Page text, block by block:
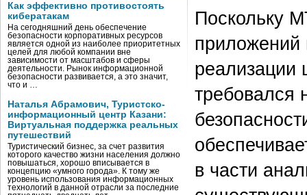
Как эффективно противостоять
кибератакам
На сегодняшний день обеспечение
безопасности корпоративных ресурсов
является одной из наиболее приоритетных
целей для любой компании вне
зависимости от масштабов и сферы
деятельности. Рынок информационной
безопасности развивается, а это значит,
что и …
Наталья Абрамович, Туристско-
информационный центр Казани:
Виртуальная поддержка реальных
путешествий
Туристический бизнес, за счет развития
которого качество жизни населения должно
повышаться, хорошо вписывается в
концепцию «умного города». К тому же
уровень использования информационных
технологий в данной отрасли за последние
Поскольку
приложений
реализации
требовался
в части